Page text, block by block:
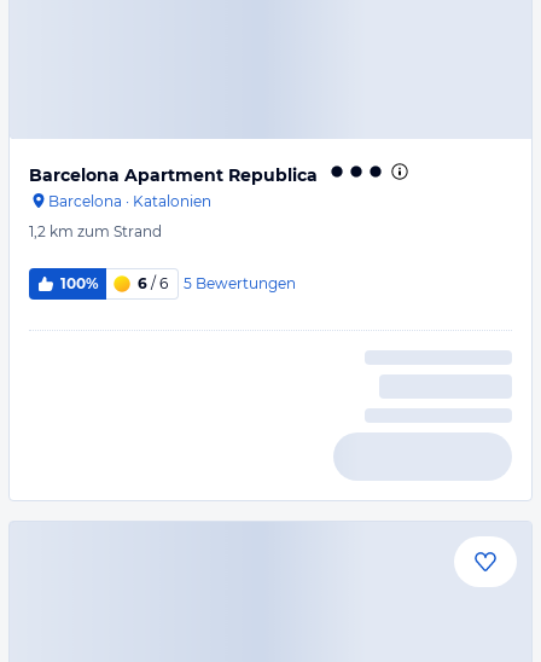
Barcelona Apartment Republica
Barcelona · Katalonien
1,2 km zum Strand
100% 6 / 6 5 Bewertungen